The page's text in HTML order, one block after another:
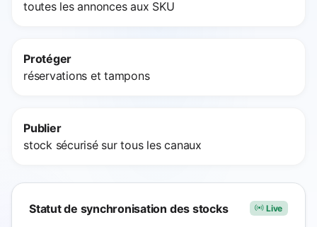
toutes les annonces aux SKU
Protéger
réservations et tampons
Publier
stock sécurisé sur tous les canaux
Statut de synchronisation des stocks Live